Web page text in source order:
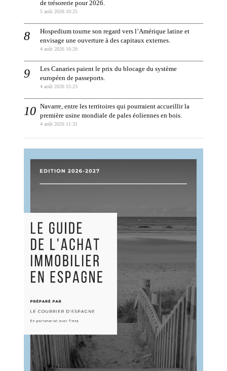
de trésorerie pour 2026.
5 août 2026 10:25
Hospedium tourne son regard vers l’Amérique latine et
envisage une ouverture à des capitaux externes.
4 août 2026 16:20
Les Canaries paient le prix du blocage du système
européen de passeports.
4 août 2026 15:23
Navarre, entre les territoires qui pourraient accueillir la
première usine mondiale de pales éoliennes en bois.
4 août 2026 11:31